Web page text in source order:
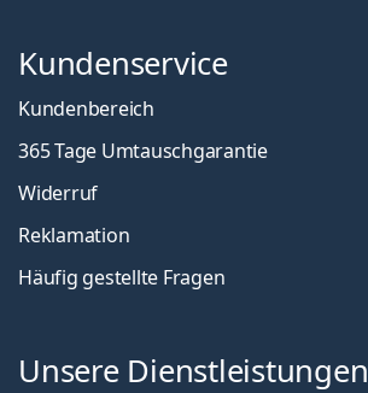
Kundenservice
Kundenbereich
365 Tage Umtauschgarantie
Widerruf
Reklamation
Häufig gestellte Fragen
Unsere Dienstleistungen